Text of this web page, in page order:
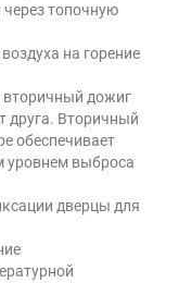
топочную
на горение
вторичный дожиг
друга. Вторичный
обеспечивает
уровнем выброса
дверцы для